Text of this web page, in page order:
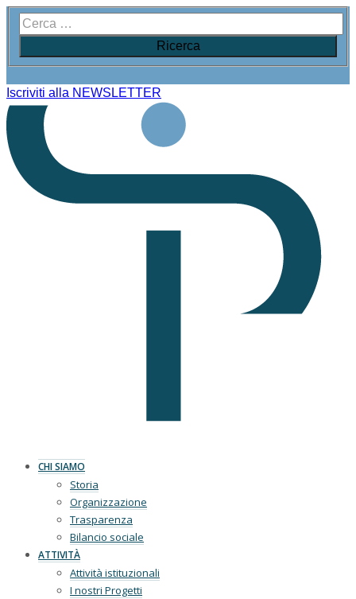
Iscriviti alla NEWSLETTER
CHI SIAMO
Storia
Organizzazione
Trasparenza
Bilancio sociale
ATTIVITÀ
Attività istituzionali
I nostri Progetti